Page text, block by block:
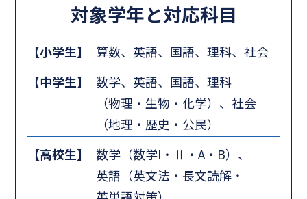
対象学年と対応科目
【小学生】
算数、英語、国語、理科、社会
【中学生】
数学、英語、国語、理科
（物理・生物・化学）、社会
（地理・歴史・公民）
【高校生】
数学（数学I・Ⅱ・A・B）、
英語（英文法・長文読解・